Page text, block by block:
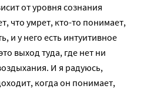
от уровня сознания
что умрет, кто-то понимает,
и у него есть интуитивное
выход туда, где нет ни
И я радуюсь,
когда он понимает,